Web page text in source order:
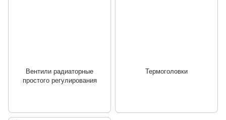
Вентили радиаторные
простого регулирования
Термоголовки